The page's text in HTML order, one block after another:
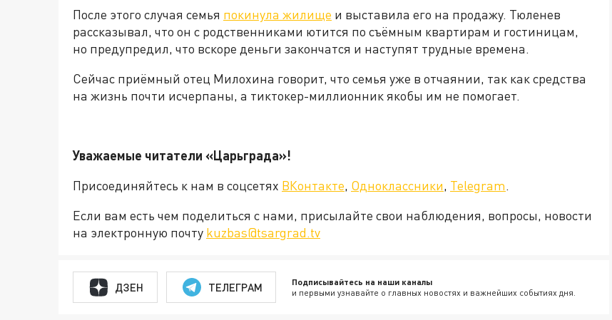
После этого случая семья покинула жилище и выставила его на продажу. Тюленев
рассказывал, что он с родственниками ютится по съёмным квартирам и гостиницам,
но предупредил, что вскоре деньги закончатся и наступят трудные времена.
Сейчас приёмный отец Милохина говорит, что семья уже в отчаянии, так как средства
на жизнь почти исчерпаны, а тиктокер-миллионник якобы им не помогает.
Уважаемые читатели «Царьграда»!
Присоединяйтесь к нам в соцсетях ВКонтакте, Одноклассники, Telegram.
Если вам есть чем поделиться с нами, присылайте свои наблюдения, вопросы, новости
на электронную почту kuzbas@tsargrad.tv
ДЗЕН ТЕЛЕГРАМ Подписывайтесь на наши каналы
и первыми узнавайте о главных новостях и важнейших событиях дня.